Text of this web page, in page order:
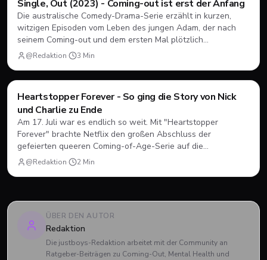
Single, Out (2023) - Coming-out ist erst der Anfang
Die australische Comedy-Drama-Serie erzählt in kurzen,
witzigen Episoden vom Leben des jungen Adam, der nach
seinem Coming-out und dem ersten Mal plötzlich
herausfinden muss, wie Dating, Freundschaft und Familie
unter neuen Vorzeichen funktionieren.
@Redaktion· 3 Min
Filme & Serien
Heartstopper Forever - So ging die Story von Nick
und Charlie zu Ende
Am 17. Juli war es endlich so weit. Mit "Heartstopper
Forever" brachte Netflix den großen Abschluss der
gefeierten queeren Coming-of-Age-Serie auf die
Bildschirme. Statt einer vierten Staffel gab es diesmal einen
abendfüllenden Spielfilm. Wir blicken zurück, wie sich Nick
@Redaktion· 2 Min
ÜBER DEN AUTOR
Redaktion
Die justboys-Redaktion arbeitet mit der Community an
Ratgeber-Beiträgen zu Coming-Out, Mental Health und